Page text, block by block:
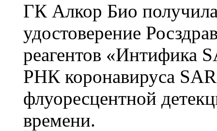
ГК Алкор Био
удостоверение
реагентов «Интифика
РНК коронавируса
флуоресцентной
времени.